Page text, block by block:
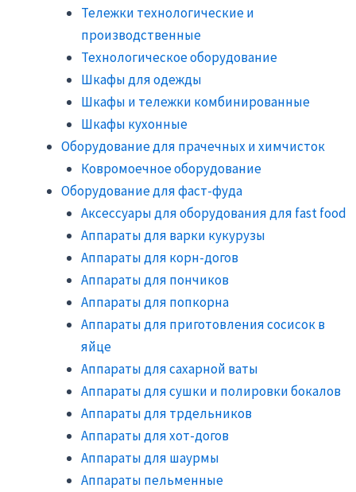
Тележки технологические и
производственные
Технологическое оборудование
Шкафы для одежды
Шкафы и тележки комбинированные
Шкафы кухонные
Оборудование для прачечных и химчисток
Ковромоечное оборудование
Оборудование для фаст-фуда
Аксессуары для оборудования для fast food
Аппараты для варки кукурузы
Аппараты для корн-догов
Аппараты для пончиков
Аппараты для попкорна
Аппараты для приготовления сосисок в
яйце
Аппараты для сахарной ваты
Аппараты для сушки и полировки бокалов
Аппараты для трдельников
Аппараты для хот-догов
Аппараты для шаурмы
Аппараты пельменные